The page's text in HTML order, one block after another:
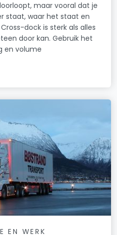
maar vooral dat je
staat, waar het staat en
dock is sterk als alles
door kan. Gebruik het
en volume
EN WERK